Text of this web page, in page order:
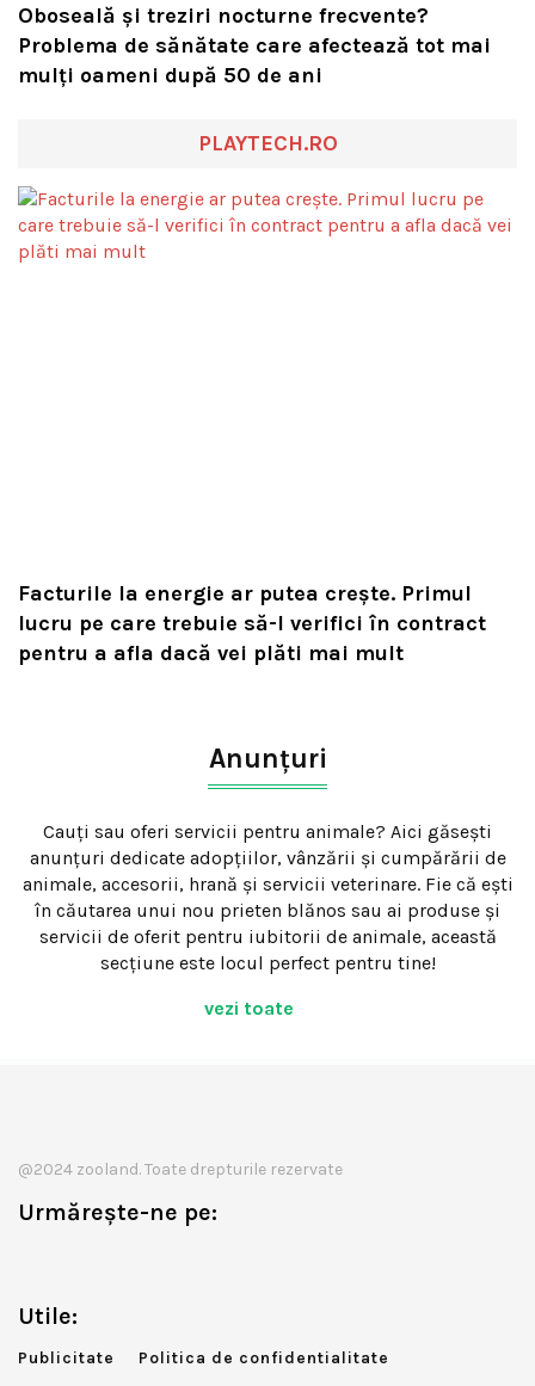
Oboseală și treziri nocturne frecvente?
Problema de sănătate care afectează tot mai
mulți oameni după 50 de ani
PLAYTECH.RO
Facturile la energie ar putea crește. Primul
lucru pe care trebuie să-l verifici în contract
pentru a afla dacă vei plăti mai mult
Anunțuri
Cauți sau oferi servicii pentru animale? Aici găsești
anunțuri dedicate adopțiilor, vânzării și cumpărării de
animale, accesorii, hrană și servicii veterinare. Fie că ești
în căutarea unui nou prieten blănos sau ai produse și
servicii de oferit pentru iubitorii de animale, această
secțiune este locul perfect pentru tine!
vezi toate
@2024 zooland. Toate drepturile rezervate
Urmărește-ne pe:
Utile:
Publicitate
Politica de confidentialitate